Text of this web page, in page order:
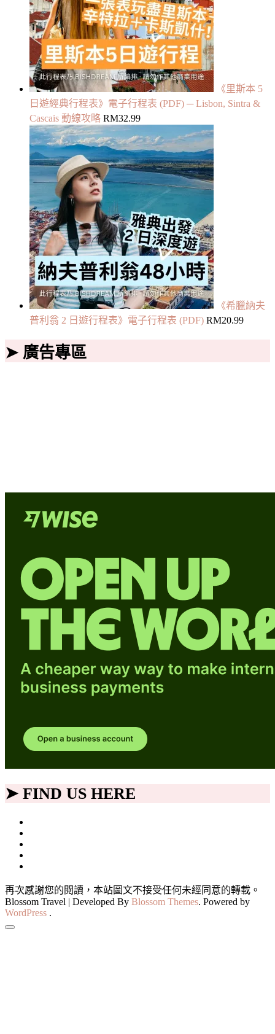
《里斯本 5
日遊經典行程表》電子行程表 (PDF) ─ Lisbon, Sintra &
Cascais 動線攻略 RM32.99
《希臘納夫
普利翁 2 日遊行程表》電子行程表 (PDF) RM20.99
➤ 廣告專區
➤ FIND US HERE
再次感謝您的閱讀，本站圖文不接受任何未經同意的轉載。
Blossom Travel | Developed By Blossom Themes. Powered by
WordPress .